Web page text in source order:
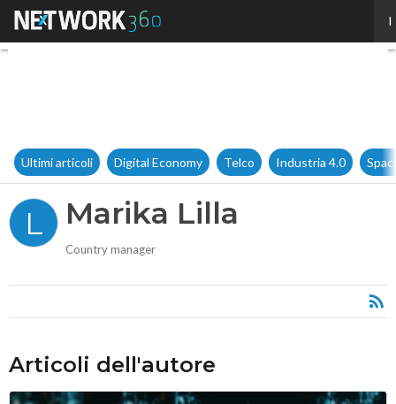
I
Marika Lilla
Ultimi articoli Digital Economy Telco Industria 4.0
L Marika Lilla
Country manager
Articoli dell'autore